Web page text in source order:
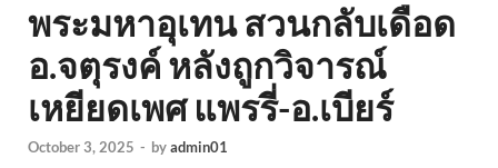
พระมหาอุเทน สวนกลับเดือด
อ.จตุรงค์ หลังถูกวิจารณ์
เหยียดเพศ แพรรี่-อ.เบียร์
October 3, 2025 - byadmin01